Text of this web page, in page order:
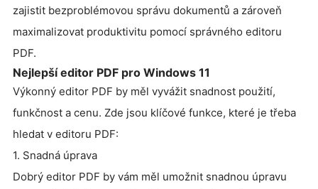
zajistit bezproblémovou správu dokumentů a zároveň
maximalizovat produktivitu pomocí správného editoru
PDF.
Nejlepší editor PDF pro Windows 11
Výkonný editor PDF by měl vyvážit snadnost použití,
funkčnost a cenu. Zde jsou klíčové funkce, které je třeba
hledat v editoru PDF:
1. Snadná úprava
Dobrý editor PDF by vám měl umožnit snadnou úpravu